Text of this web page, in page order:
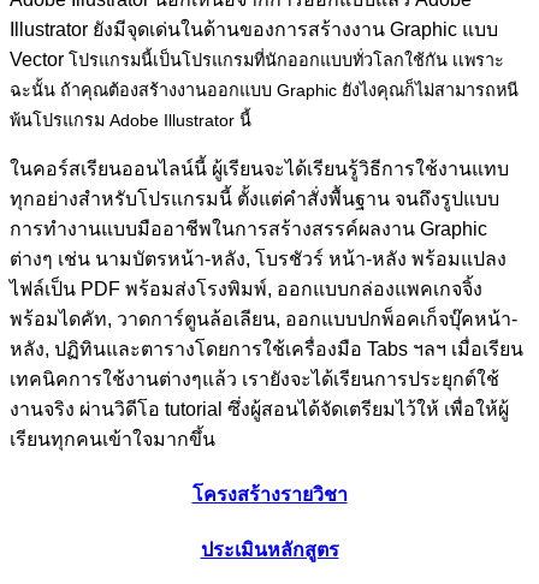
Illustrator ยังมีจุดเด่นในด้านของการสร้างงาน Graphic แบบ
Vector โปรแกรมนี้เป็นโปรแกรมที่นักออกแบบทั่วโลกใช้กัน เเพราะ
ฉะนั้น ถ้าคุณต้องสร้างงานออกแบบ Graphic ยังไงคุณก็ไม่สามารถหนี
พ้นโปรแกรม Adobe Illustrator นี้
ในคอร์สเรียนออนไลน์นี้ ผู้เรียนจะได้เรียนรู้วิธีการใช้งานแทบ
ทุกอย่างสำหรับโปรแกรมนี้ ตั้งแต่คำสั่งพื้นฐาน จนถึงรูปแบบ
การทำงานแบบมืออาชีพในการสร้างสรรค์ผลงาน Graphic
ต่างๆ เช่น นามบัตรหน้า-หลัง, โบรชัวร์ หน้า-หลัง พร้อมแปลง
ไฟล์เป็น PDF พร้อมส่งโรงพิมพ์, ออกแบบกล่องแพคเกจจิ้ง
พร้อมไดคัท, วาดการ์ตูนล้อเลียน, ออกแบบปกพ็อคเก็จบุ๊คหน้า-
หลัง, ปฏิทินและตารางโดยการใช้เครื่องมือ Tabs ฯลฯ เมื่อเรียน
เทคนิคการใช้งานต่างๆแล้ว เรายังจะได้เรียนการประยุกต์ใช้
งานจริง ผ่านวิดีโอ tutorial ซึ่งผู้สอนได้จัดเตรียมไว้ให้ เพื่อให้ผู้
เรียนทุกคนเข้าใจมากขึ้น
โครงสร้างรายวิชา
ประเมินหลักสูตร